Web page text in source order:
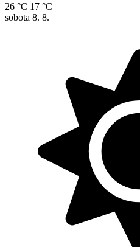
26 °C 17 °C
sobota 8. 8.